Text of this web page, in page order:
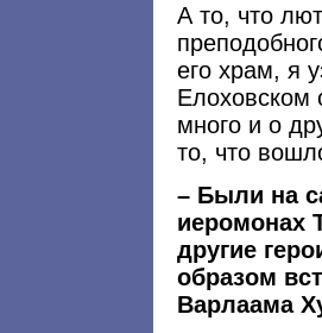
А то, что
его храм, я
Елоховском
много и о
то, что
– Были на
иеромонах
другие
образом
Варлаама